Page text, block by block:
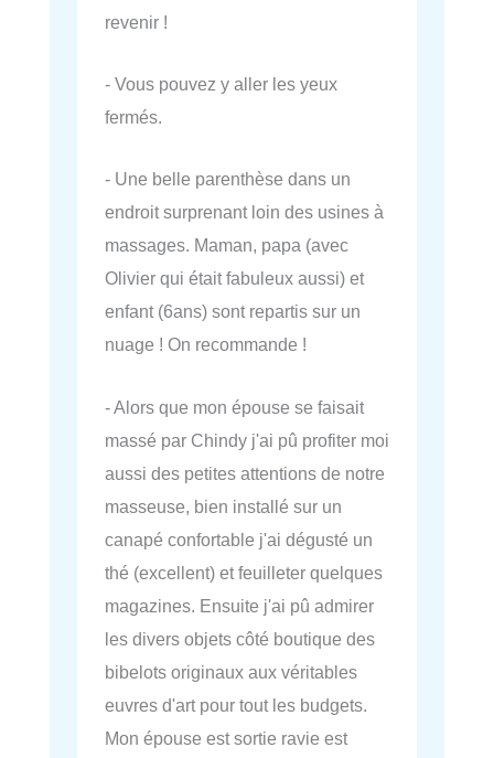
revenir !
- Vous pouvez y aller les yeux
fermés.
- Une belle parenthèse dans un
endroit surprenant loin des usines à
massages. Maman, papa (avec
Olivier qui était fabuleux aussi) et
enfant (6ans) sont repartis sur un
nuage ! On recommande !
- Alors que mon épouse se faisait
massé par Chindy j'ai pû profiter moi
aussi des petites attentions de notre
masseuse, bien installé sur un
canapé confortable j'ai dégusté un
thé (excellent) et feuilleter quelques
magazines. Ensuite j'ai pû admirer
les divers objets côté boutique des
bibelots originaux aux véritables
euvres d'art pour tout les budgets.
Mon épouse est sortie ravie est